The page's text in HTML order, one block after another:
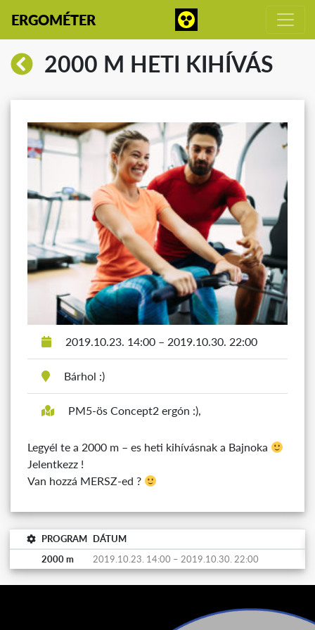
ERGOMÉTER
2000 M HETI KIHÍVÁS
2019.10.23. 14:00 – 2019.10.30. 22:00
Bárhol :)
PM5-ös Concept2 ergón :),
Legyél te a 2000 m – es heti kihívásnak a Bajnoka
Jelentkezz !
Van hozzá MERSZ-ed ?
PROGRAM DÁTUM
2000 m
2019.10.23. 14:00 – 2019.10.30. 22:00